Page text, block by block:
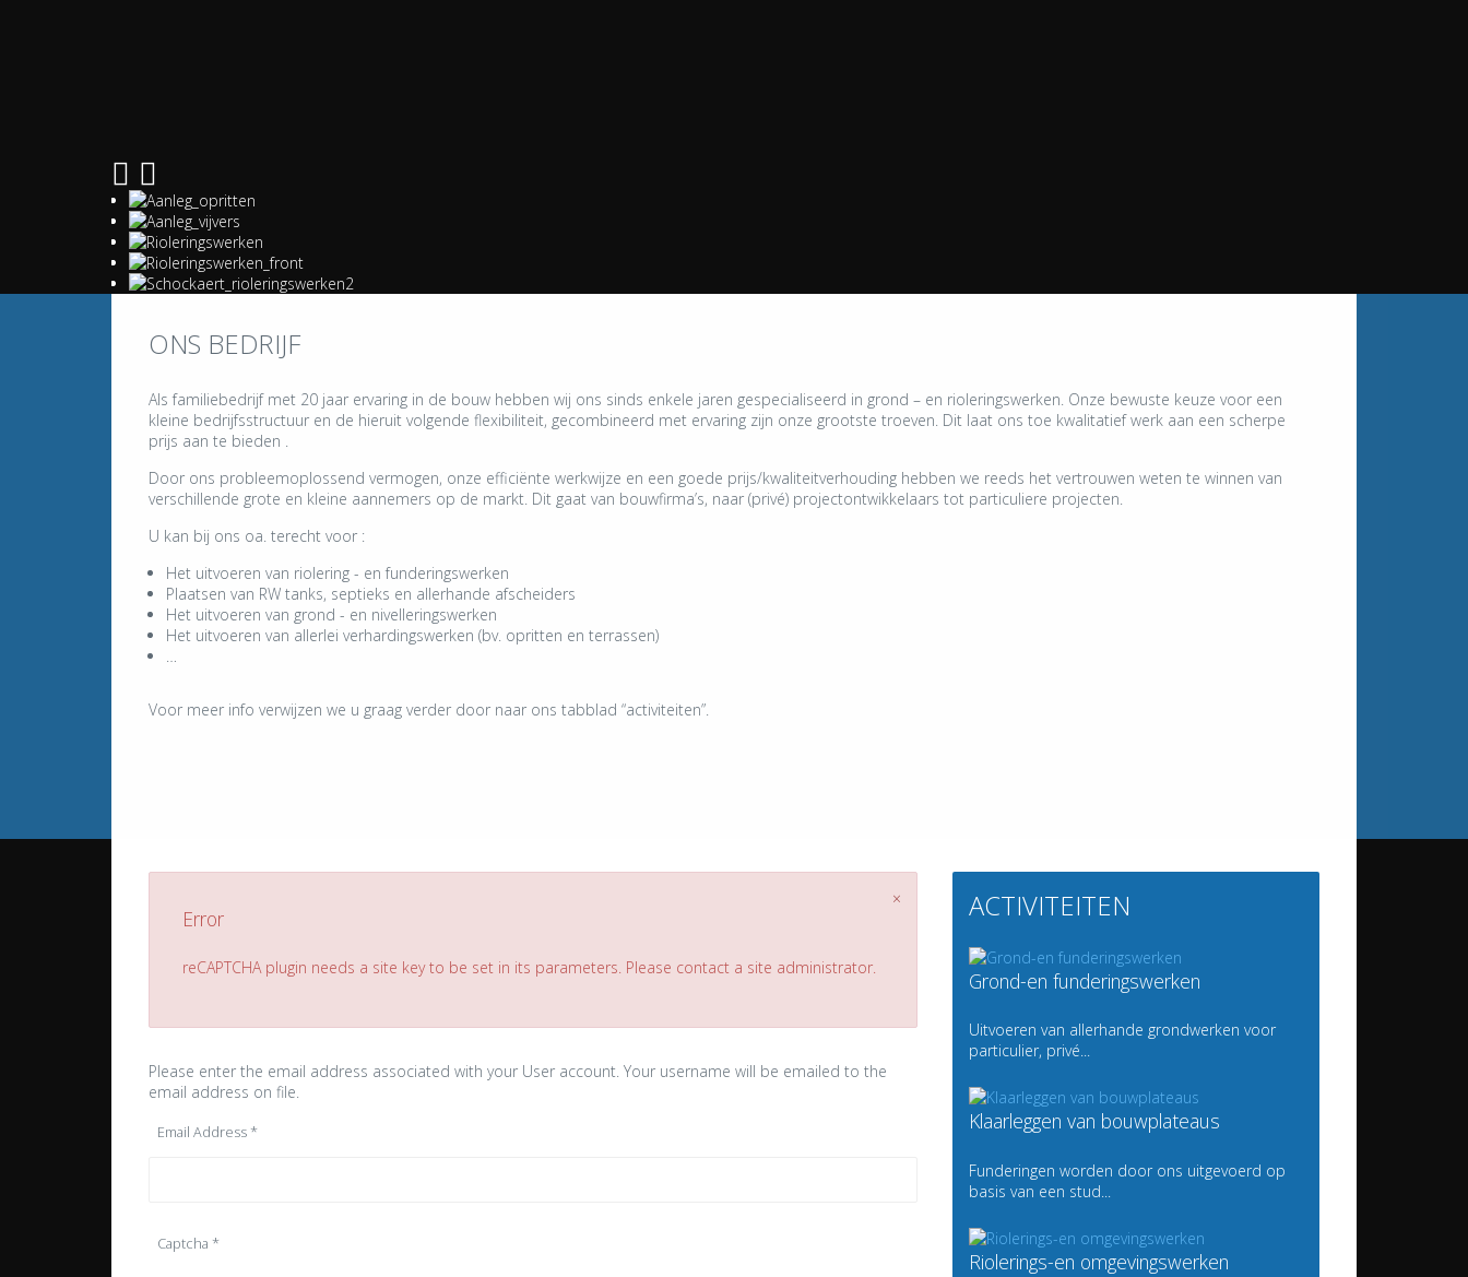
ONS BEDRIJF
Als familiebedrijf met 20 jaar ervaring in de bouw hebben wij ons sinds enkele jaren gespecialiseerd in grond – en rioleringswerken. Onze bewuste keuze voor een
kleine bedrijfsstructuur en de hieruit volgende flexibiliteit, gecombineerd met ervaring zijn onze grootste troeven. Dit laat ons toe kwalitatief werk aan een scherpe
prijs aan te bieden .
Door ons probleemoplossend vermogen, onze efficiënte werkwijze en een goede prijs/kwaliteitverhouding hebben we reeds het vertrouwen weten te winnen van
verschillende grote en kleine aannemers op de markt. Dit gaat van bouwfirma’s, naar (privé) projectontwikkelaars tot particuliere projecten.
U kan bij ons oa. terecht voor :
Het uitvoeren van riolering - en funderingswerken
Plaatsen van RW tanks, septieks en allerhande afscheiders
Het uitvoeren van grond - en nivelleringswerken
Het uitvoeren van allerlei verhardingswerken (bv. opritten en terrassen)
…
Voor meer info verwijzen we u graag verder door naar ons tabblad “activiteiten”.
×
Error
reCAPTCHA plugin needs a site key to be set in its parameters. Please contact a site administrator.
Please enter the email address associated with your User account. Your username will be emailed to the
email address on file.
Email Address*
Captcha *
ACTIVITEITEN
Grond-en funderingswerken
Uitvoeren van allerhande grondwerken voor
particulier, privé...
Klaarleggen van bouwplateaus
Funderingen worden door ons uitgevoerd op
basis van een stud...
Riolerings-en omgevingswerken